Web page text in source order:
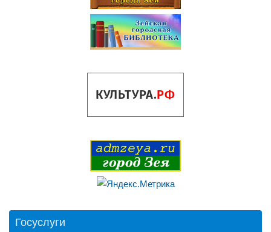
Госуслуги